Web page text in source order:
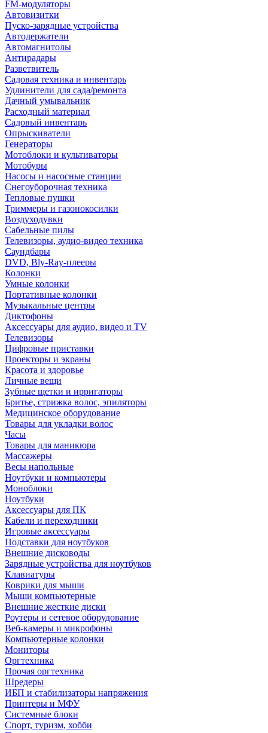
FM-модуляторы
Автовизитки
Пуско-зарядные устройства
Автодержатели
Автомагнитолы
Антирадары
Разветвитель
Садовая техника и инвентарь
Удлинители для сада/ремонта
Дачный умывальник
Расходный материал
Садовый инвентарь
Опрыскиватели
Генераторы
Мотоблоки и культиваторы
Мотобуры
Насосы и насосные станции
Снегоуборочная техника
Тепловые пушки
Триммеры и газонокосилки
Воздуходувки
Сабельные пилы
Телевизоры, аудио-видео техника
Саундбары
DVD, Bly-Ray-плееры
Колонки
Умные колонки
Портативные колонки
Музыкальные центры
Диктофоны
Аксессуары для аудио, видео и TV
Телевизоры
Цифровые приставки
Проекторы и экраны
Красота и здоровье
Личные вещи
Зубные щетки и ирригаторы
Бритье, стрижка волос, эпиляторы
Медицинское оборудование
Товары для укладки волос
Часы
Товары для маникюра
Массажеры
Весы напольные
Ноутбуки и компьютеры
Моноблоки
Ноутбуки
Аксессуары для ПК
Кабели и переходники
Игровые аксессуары
Подставки для ноутбуков
Внешние дисководы
Зарядные устройства для ноутбуков
Клавиатуры
Коврики для мыши
Мыши компьютерные
Внешние жесткие диски
Роутеры и сетевое оборудование
Веб-камеры и микрофоны
Компьютерные колонки
Мониторы
Оргтехника
Прочая оргтехника
Шредеры
ИБП и стабилизаторы напряжения
Принтеры и МФУ
Системные блоки
Спорт, туризм, хобби